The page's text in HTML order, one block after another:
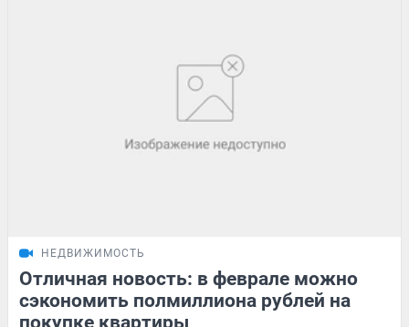
НЕДВИЖИМОСТЬ
Отличная новость: в феврале можно
сэкономить полмиллиона рублей на
покупке квартиры